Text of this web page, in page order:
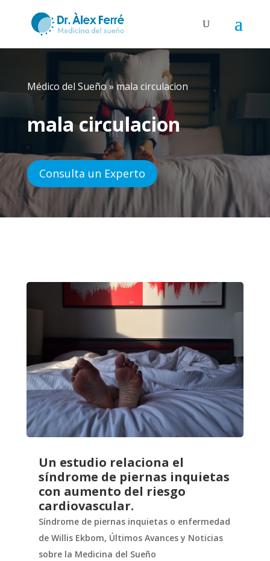
Médico del Sueño» mala circulacion
mala circulacion
Consulta un Experto
Un estudio relaciona el
síndrome de piernas inquietas
con aumento del riesgo
cardiovascular.
Síndrome de piernas inquietas o enfermedad
de Willis Ekbom, Últimos Avances y Noticias
sobre la Medicina del Sueño